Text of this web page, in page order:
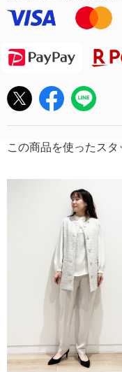
この商品を使ったスタ